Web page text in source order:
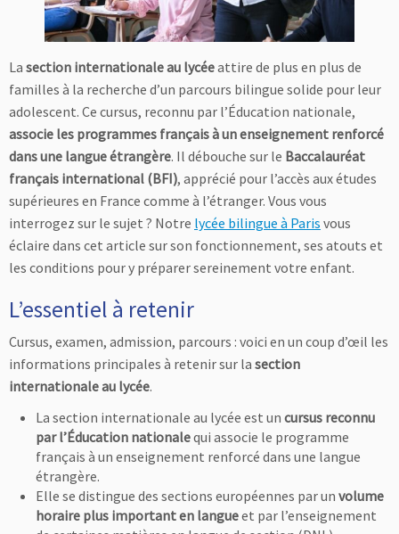
La section internationale au lycéeattire de plus en plus de
familles à la recherche d’un parcours bilingue solide pour leur
adolescent. Ce cursus, reconnu par l’Éducation nationale,
associe les programmes français à un enseignement renforcé
dans une langue étrangère. Il débouche sur le Baccalauréat
français international (BFI), apprécié pour l’accès aux études
supérieures en France comme à l’étranger. Vous vous
interrogez sur le sujet ? Notre lycée bilingue à Paris vous
éclaire dans cet article sur son fonctionnement, ses atouts et
les conditions pour y préparer sereinement votre enfant.
L’essentiel à retenir
Cursus, examen, admission, parcours : voici en un coup d’œil les
informations principales à retenir sur la section
internationale au lycée.
La section internationale au lycée est un cursus reconnu
par l’Éducation nationalequi associe le programme
français à un enseignement renforcé dans une langue
étrangère.
Elle se distingue des sections européennes par un volume
horaire plus important en langueet par l’enseignement